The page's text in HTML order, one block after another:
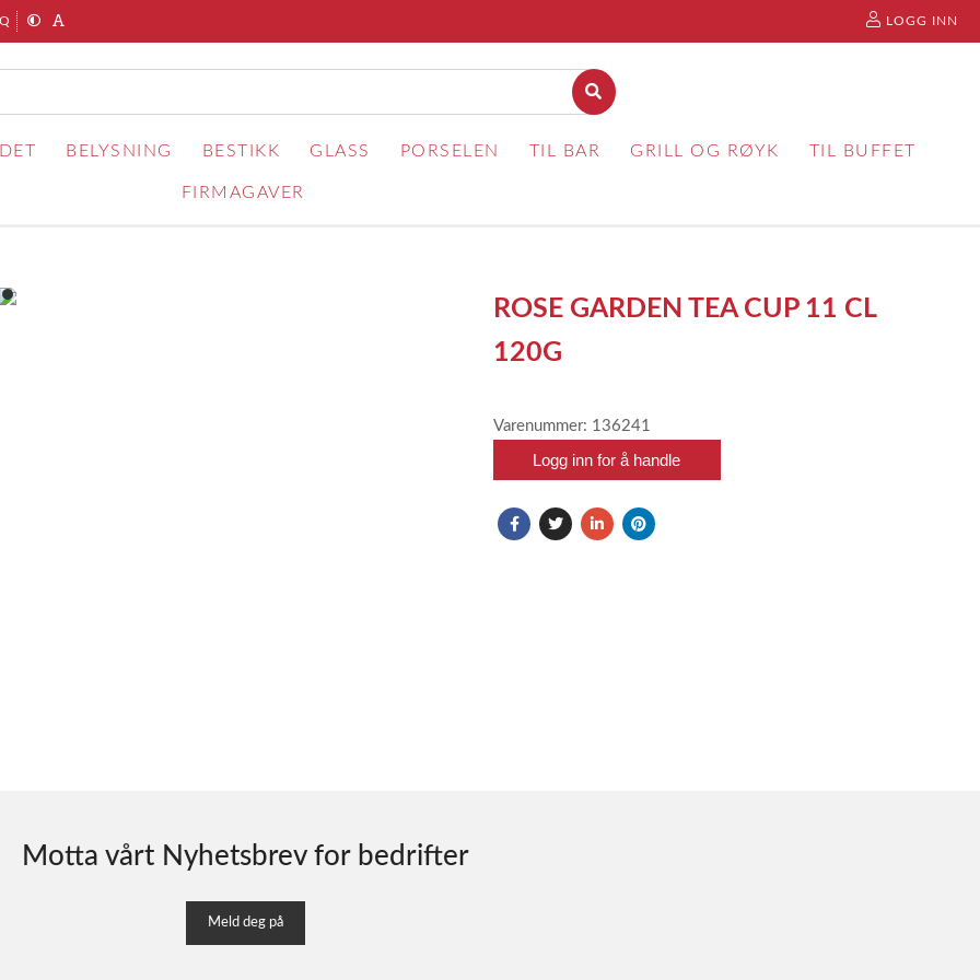
LOGG INN
BELYSNING BESTIKK GLASS PORSELEN TIL BAR GRILL OG RØYK TIL BUFFET
FIRMAGAVER
item
ROSE GARDEN TEA CUP 11 CL
120G
Varenummer: 136241
Logg inn for å handle
Motta vårt Nyhetsbrev for bedrifter
Meld deg på